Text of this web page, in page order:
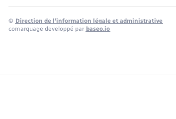
© Direction de l’information légale et administrative
comarquage developpé par baseo.io